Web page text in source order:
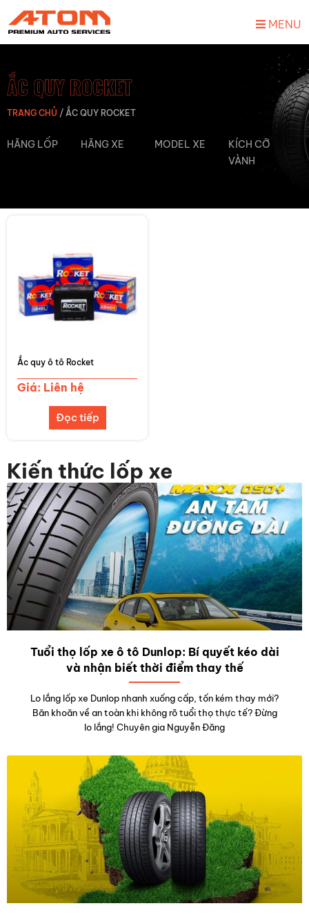
MENU
ẮC QUY ROCKET
TRANG CHỦ / ẮC QUY ROCKET
HÃNG LỐP HÃNG XE MODEL XE
KÍCH CỠ
VÀNH
Ắc quy ô tô Rocket
Giá: Liên hệ
Đọc tiếp
Kiến thức lốp xe
Tuổi thọ lốp xe ô tô Dunlop: Bí quyết kéo dài
và nhận biết thời điểm thay thế
Lo lắng lốp xe Dunlop nhanh xuống cấp, tốn kém thay mới?
Băn khoăn về an toàn khi không rõ tuổi thọ thực tế? Đừng
lo lắng! Chuyên gia Nguyễn Đăng